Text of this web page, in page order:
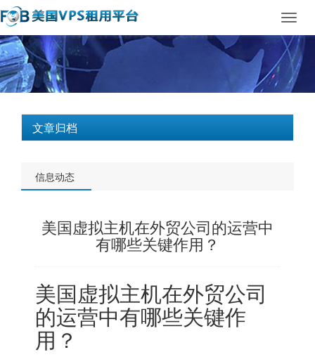
文章归档
信息动态
美国虚拟主机在外贸公司的运营中
有哪些关键作用？
美国虚拟主机在外贸公司
的运营中有哪些关键作
用？